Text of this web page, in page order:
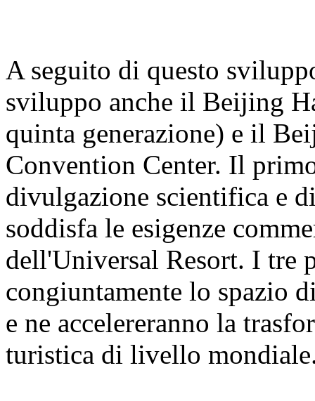
A seguito di questo
sviluppo anche il Beijing
quinta generazione) e il
Convention Center. Il
divulgazione scientifica e
soddisfa le esigenze
dell'Universal Resort. I tre
congiuntamente lo spazio
e ne accelereranno la
turistica di livello